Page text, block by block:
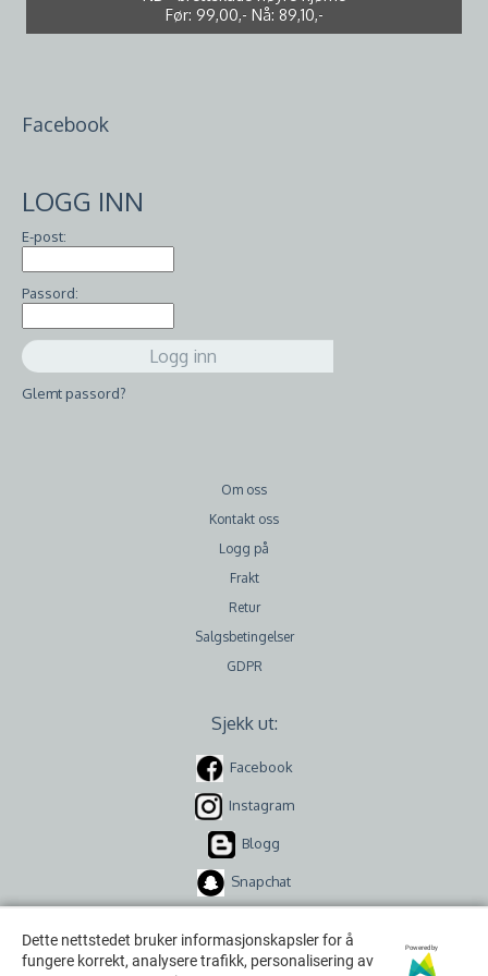
Før: 99,00,- Nå: 89,10,-
Før:10,00,- Nå: 7,00,-
Facebook
LOGG INN
E-post:
Passord:
Glemt passord?
Om oss
Kontakt oss
Logg på
Frakt
Retur
Salgsbetingelser
GDPR
Sjekk ut:
Facebook
Instagram
Blogg
Snapchat
Dette nettstedet bruker informasjonskapsler for å
fungere korrekt, analysere trafikk, personalisering av
Powered by
Dette nettstedet bruker informasjonskapsler for å
fungere korrekt, analysere trafikk, personalisering av
Powered by